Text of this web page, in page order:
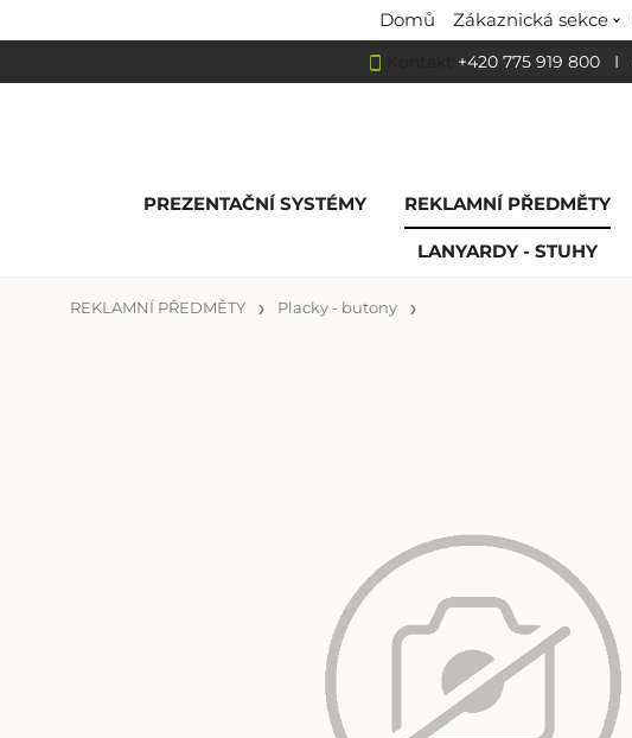
Domů Zákaznická sekce
+420 775 919 800I
PREZENTAČNÍ SYSTÉMY REKLAMNÍ PŘEDMĚTY
LANYARDY - STUHY
REKLAMNÍ PŘEDMĚTY Placky - butony